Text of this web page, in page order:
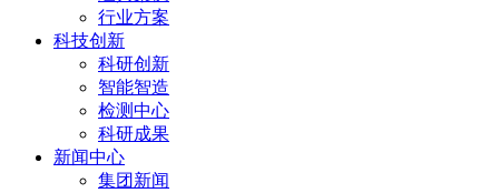
行业方案
科技创新
科研创新
智能智造
检测中心
科研成果
新闻中心
集团新闻